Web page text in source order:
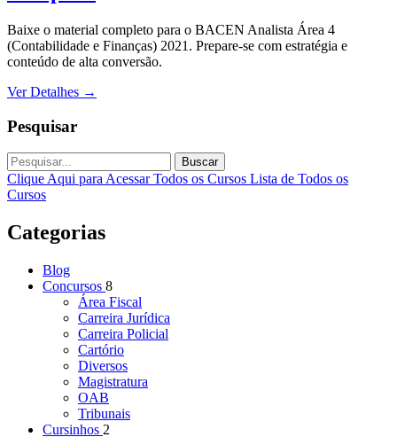
Baixe o material completo para o BACEN Analista Área 4
(Contabilidade e Finanças) 2021. Prepare-se com estratégia e
conteúdo de alta conversão.
Ver Detalhes →
Pesquisar
Buscar
Clique Aqui para Acessar Todos os Cursos Lista de Todos os
Cursos
Categorias
Blog
Concursos 8
Área Fiscal
Carreira Jurídica
Carreira Policial
Cartório
Diversos
Magistratura
OAB
Tribunais
Cursinhos 2